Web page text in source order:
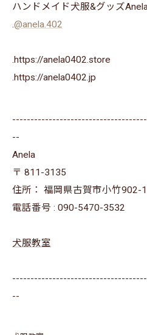
ハンドメイド犬服&グッズ
.@anela.402
.https://anela0402.store
⁡.https://anela0402.jp⁡⁡
--
Anela
〒 811-3135
住所： 福岡県古賀市小竹902-
電話番号 : 090-5470-3532
犬服教室
--